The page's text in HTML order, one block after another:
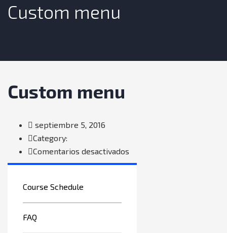
Custom menu
Custom menu
septiembre 5, 2016
Category:
Comentarios desactivados
Custom
Course Schedule
FAQ